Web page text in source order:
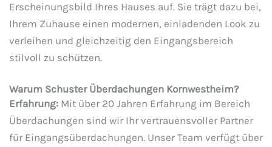
Erscheinungsbild Ihres Hauses auf. Sie trägt dazu bei,
Ihrem Zuhause einen modernen, einladenden Look zu
verleihen und gleichzeitig den Eingangsbereich
stilvoll zu schützen.
Warum Schuster Überdachungen Kornwestheim?
Erfahrung: Mit über 20 Jahren Erfahrung im Bereich
Überdachungen sind wir Ihr vertrauensvoller Partner
für Eingangsüberdachungen. Unser Team verfügt über